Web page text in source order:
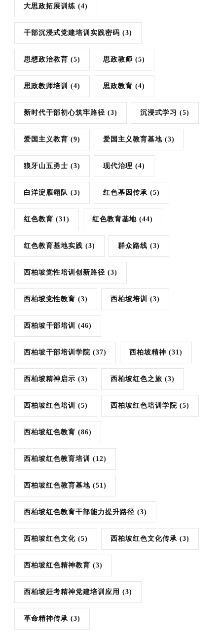
大思政拓展训练 (4)
干部沉浸式党建培训实践密码 (3)
思想政治教育 (5) 思政教师 (5)
思政教师培训 (4) 思政教育 (4)
新时代干部初心筑牢路径 (3) 沉浸式学习 (5)
爱国主义教育 (9) 爱国主义教育基地 (3)
狼牙山五勇士 (3) 现代治理 (4)
白洋淀雁翎队 (3) 红色基因传承 (5)
红色教育 (31) 红色教育基地 (44)
红色教育基地实践 (3) 群众路线 (3)
西柏坡党性培训创新路径 (3)
西柏坡党性教育 (3) 西柏坡培训 (3)
西柏坡干部培训 (46)
西柏坡干部培训学院 (37) 西柏坡精神 (31)
西柏坡精神启示 (3) 西柏坡红色之旅 (3)
西柏坡红色培训 (5) 西柏坡红色培训学院 (5)
西柏坡红色教育 (86)
西柏坡红色教育培训 (12)
西柏坡红色教育基地 (51)
西柏坡红色教育干部能力提升路径 (3)
西柏坡红色文化 (5) 西柏坡红色文化传承 (3)
西柏坡红色精神教育 (3)
西柏坡赶考精神党建培训应用 (3)
革命精神传承 (3)